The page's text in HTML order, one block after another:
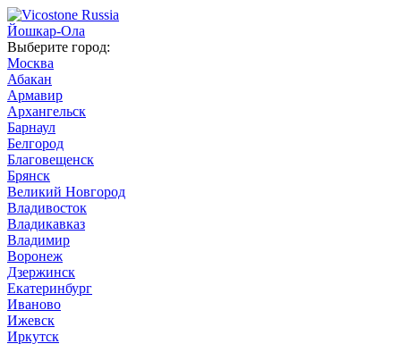
Йошкар-Ола
Выберите город:
Москва
Абакан
Армавир
Архангельск
Барнаул
Белгород
Благовещенск
Брянск
Великий Новгород
Владивосток
Владикавказ
Владимир
Воронеж
Дзержинск
Екатеринбург
Иваново
Ижевск
Иркутск